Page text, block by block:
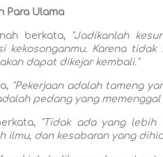
Para Ulama
berkata,
"Jadikanlah
kekosonganmu. Karena
dapat dikejar kembali."
"Pekerjaan adalah tameng
pedang yang memenggal
"Tidak ada yang lebih
ilmu, dan kesabaran yang